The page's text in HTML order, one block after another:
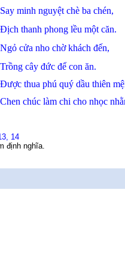
Say minh nguyệt chè ba chén,
Địch thanh phong lều một căn.
Ngỏ cửa nho chờkhách đến,
Trồng cây đức để con ăn.
Được thua phú quý dầu thiên
Chen chúc làm chi cho nhọc
14
định nghĩa.